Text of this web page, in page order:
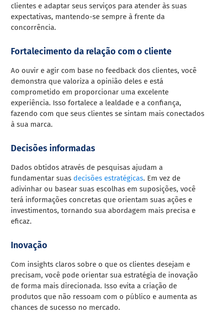
clientes e adaptar seus serviços para atender às suas
expectativas, mantendo-se sempre à frente da
concorrência.
Fortalecimento da relação com o cliente
Ao ouvir e agir com base no feedback dos clientes, você
demonstra que valoriza a opinião deles e está
comprometido em proporcionar uma excelente
experiência. Isso fortalece a lealdade e a confiança,
fazendo com que seus clientes se sintam mais conectados
à sua marca.
Decisões informadas
Dados obtidos através de pesquisas ajudam a
fundamentar suas decisões estratégicas. Em vez de
adivinhar ou basear suas escolhas em suposições, você
terá informações concretas que orientam suas ações e
investimentos, tornando sua abordagem mais precisa e
eficaz.
Inovação
Com insights claros sobre o que os clientes desejam e
precisam, você pode orientar sua estratégia de inovação
de forma mais direcionada. Isso evita a criação de
produtos que não ressoam com o público e aumenta as
chances de sucesso no mercado.